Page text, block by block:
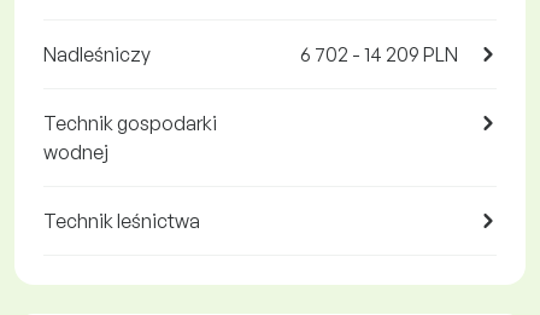
Nadleśniczy 6 702 - 14 209 PLN
Technik gospodarki
wodnej
Technik leśnictwa